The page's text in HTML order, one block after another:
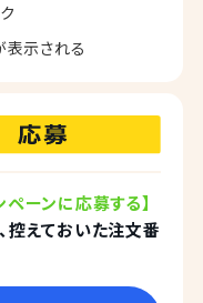
示される
ペーンに応募する】
控えておいた注文番